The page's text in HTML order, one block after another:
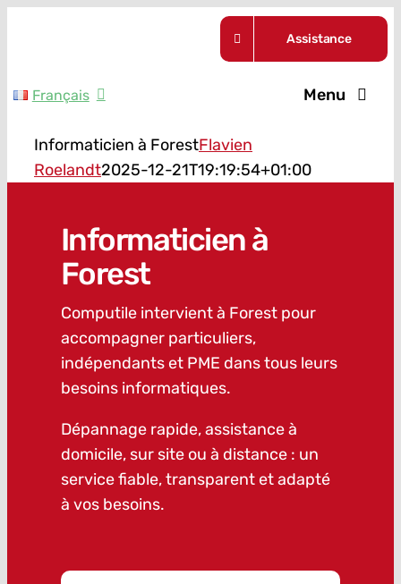
Assistance
Français Menu
Actualités
Contact
Informaticien à ForestFlavien
Roelandt2025-12-21T19:19:54+01:00
Informaticien à
Forest
Computile intervient à Forest pour
accompagner particuliers,
indépendants et PME dans tous leurs
besoins informatiques.
Dépannage rapide, assistance à
domicile, sur site ou à distance : un
service fiable, transparent et adapté
à vos besoins.